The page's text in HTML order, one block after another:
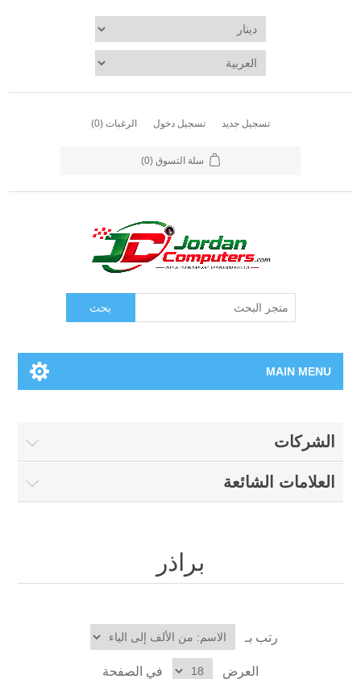
تسجيل جديد تسجيل دخول الرغبات (0)
سلة التسوق (0)
بحث
MAIN MENU
العلامات التجارية
الشركات
العلامات الشائعة
براذر
رتب بـ
العرض في الصفحة